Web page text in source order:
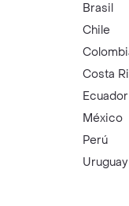
Brasil
Chile
Costa
Ecuador
México
Perú
Uruguay